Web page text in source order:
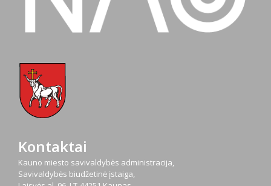
Kontaktai
Kauno miesto savivaldybės administracija,
Savivaldybės biudžetinė įstaiga,